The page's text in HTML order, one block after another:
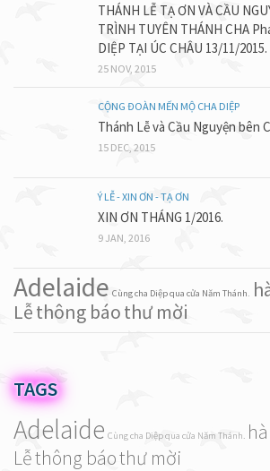
THÁNH LỄ TẠ ƠN VÀ CẦU
TRÌNH TUYÊN THÁNH CHA
DIỆP TẠI ÚC CHÂU 13/11/2015.
25 NOV, 2015
CỘNG ĐOÀN MẾN MỘ CHA DIỆP
Thánh Lễ và Cầu Nguyện bên
15 DEC, 2015
Ý LỄ - XIN ƠN - TẠ ƠN
XIN ƠN THÁNG 1/2016.
9 JAN, 2016
Adelaide Cùng cha Diệp qua cửa Năm Thánh.
Lễthông báothư mời
TAGS
Adelaide Cùng cha Diệp qua cửa Năm Thánh.
Lễthông báothư mời